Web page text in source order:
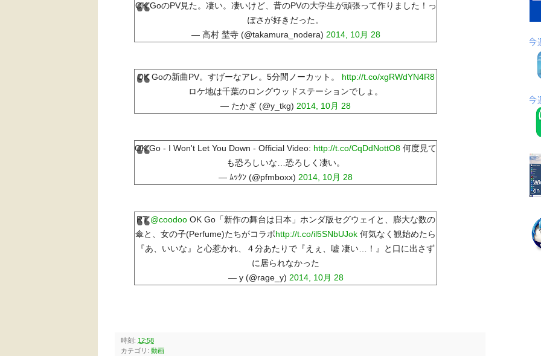
OK GoのPV見た。凄い。凄いけど、昔のPVの大学生が頑張って作りました！っ
ぽさが好きだった。
— 高村 埜寺 (@takamura_nodera) 2014, 10月 28
OK Goの新曲PV。すげーなアレ。5分間ノーカット。 http://t.co/xgRWdYN4R8
ロケ地は千葉のロングウッドステーションでしょ。
— たかぎ (@y_tkg) 2014, 10月 28
OK Go - I Won't Let You Down - Official Video: http://t.co/CqDdNottO8 何度見て
も恐ろしいな…恐ろしく凄い。
— ﾑｯｸﾝ (@pfmboxx) 2014, 10月 28
RT@coodooOK Go「新作の舞台は日本」ホンダ版セグウェイと、膨大な数の
傘と、女の子(Perfume)たちがコラボhttp://t.co/il5SNbUJok 何気なく観始めたら
『あ、いいな』と心惹かれ、４分あたりで『えぇ、嘘 凄い…！』と口に出さず
に居られなかった
— y (@rage_y) 2014, 10月 28
時刻: 12:58
カテゴリ: 動画